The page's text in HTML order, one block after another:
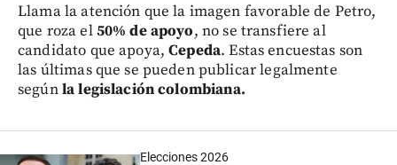
Llama la atención que la imagen favorable de Petro,
que roza el50% de apoyo, no se transfiere al
candidato que apoya,Cepeda. Estas encuestas son
las últimas que se pueden publicar legalmente
segúnla legislación colombiana.
Elecciones 2026